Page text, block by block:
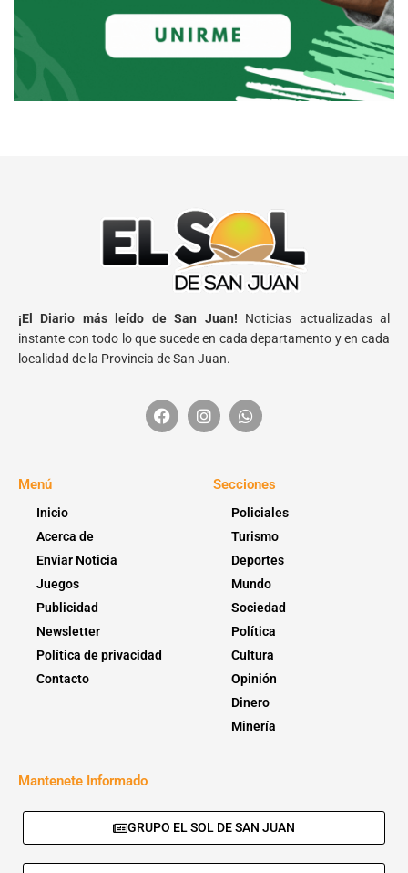
¡El Diario más leído de San Juan! Noticias actualizadas al
instante con todo lo que sucede en cada departamento y en cada
localidad de la Provincia de San Juan.
Menú
Inicio
Acerca de
Enviar Noticia
Juegos
Publicidad
Newsletter
Política de privacidad
Contacto
Secciones
Policiales
Turismo
Deportes
Mundo
Sociedad
Política
Cultura
Opinión
Dinero
Minería
Mantenete Informado
GRUPO EL SOL DE SAN JUAN